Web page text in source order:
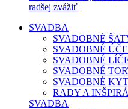
radšej zvážiť
SVADBA
SVADOBNÉ
SVADOBNÉ
SVADOBNÉ
SVADOBNÉ
SVADOBNÉ
RADY A
SVADBA